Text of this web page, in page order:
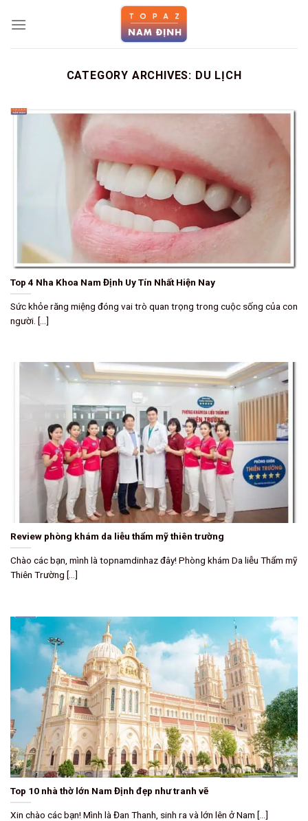
CATEGORY ARCHIVES: DU LỊCH
Top 4 Nha Khoa Nam Định Uy Tín Nhất Hiện Nay
Sức khỏe răng miệng đóng vai trò quan trọng trong cuộc sống của con
người. [...]
Review phòng khám da liễu thẩm mỹ thiên trường
Chào các bạn, mình là topnamdinhaz đây! Phòng khám Da liễu Thẩm mỹ
Thiên Trường [...]
Top 10 nhà thờ lớn Nam Định đẹp như tranh vẽ
Xin chào các bạn! Mình là Đan Thanh, sinh ra và lớn lên ở Nam [...]